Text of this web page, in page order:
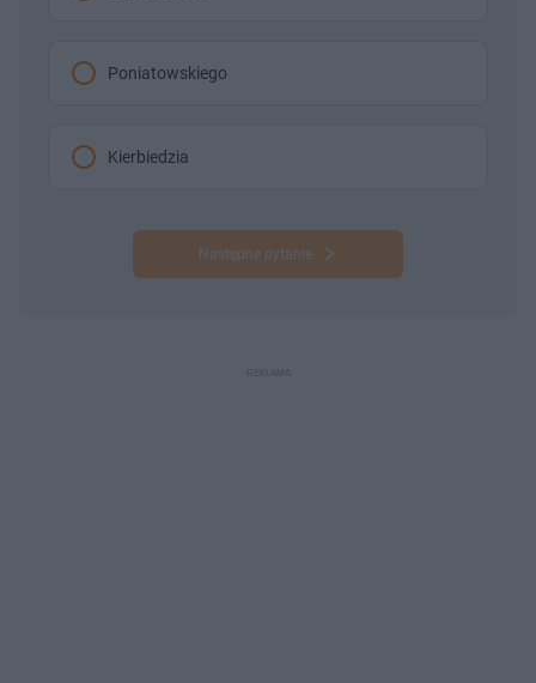
Poniatowskiego
Kierbiedzia
Następne pytanie